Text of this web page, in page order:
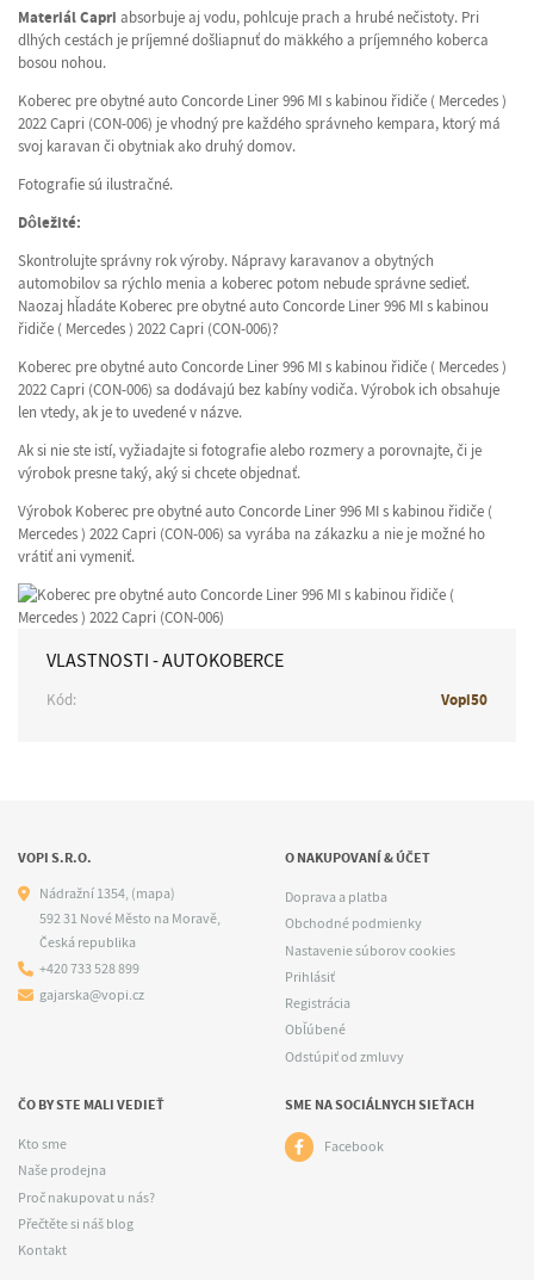
Materiál Capri absorbuje aj vodu, pohlcuje prach a hrubé nečistoty. Pri
dlhých cestách je príjemné došliapnuť do mäkkého a príjemného koberca
bosou nohou.
Koberec pre obytné auto Concorde Liner 996 MI s kabinou řidiče ( Mercedes )
2022 Capri (CON-006) je vhodný pre každého správneho kempara, ktorý má
svoj karavan či obytniak ako druhý domov.
Fotografie sú ilustračné.
Dôležité:
Skontrolujte správny rok výroby. Nápravy karavanov a obytných
automobilov sa rýchlo menia a koberec potom nebude správne sedieť.
Naozaj hľadáte Koberec pre obytné auto Concorde Liner 996 MI s kabinou
řidiče ( Mercedes ) 2022 Capri (CON-006)?
Koberec pre obytné auto Concorde Liner 996 MI s kabinou řidiče ( Mercedes )
2022 Capri (CON-006) sa dodávajú bez kabíny vodiča. Výrobok ich obsahuje
len vtedy, ak je to uvedené v názve.
Ak si nie ste istí, vyžiadajte si fotografie alebo rozmery a porovnajte, či je
výrobok presne taký, aký si chcete objednať.
Výrobok Koberec pre obytné auto Concorde Liner 996 MI s kabinou řidiče (
Mercedes ) 2022 Capri (CON-006) sa vyrába na zákazku a nie je možné ho
vrátiť ani vymeniť.
VLASTNOSTI - AUTOKOBERCE
Kód: Vopi50
VOPI S.R.O.
Nádražní 1354, (mapa)
592 31 Nové Město na Moravě,
Česká republika
+420 733 528 899
gajarska@vopi.cz
O NAKUPOVANÍ & ÚČET
Doprava a platba
Obchodné podmienky
Nastavenie súborov cookies
Prihlásiť
Registrácia
Obľúbené
Odstúpiť od zmluvy
ČO BY STE MALI VEDIEŤ
Kto sme
Naše prodejna
Proč nakupovat u nás?
Přečtěte si náš blog
Kontakt
SME NA SOCIÁLNYCH SIEŤACH
Facebook